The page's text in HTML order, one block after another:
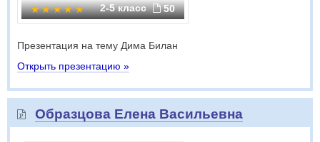
2-5 класс 50
Презентация на тему Дима Билан
Открыть презентацию »
Образцова Елена Васильевна